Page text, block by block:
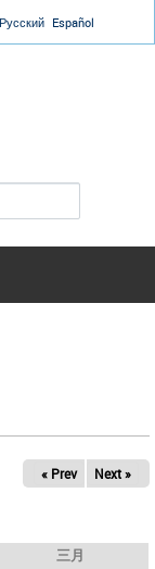
Русский Español
« Prev Next »
三月